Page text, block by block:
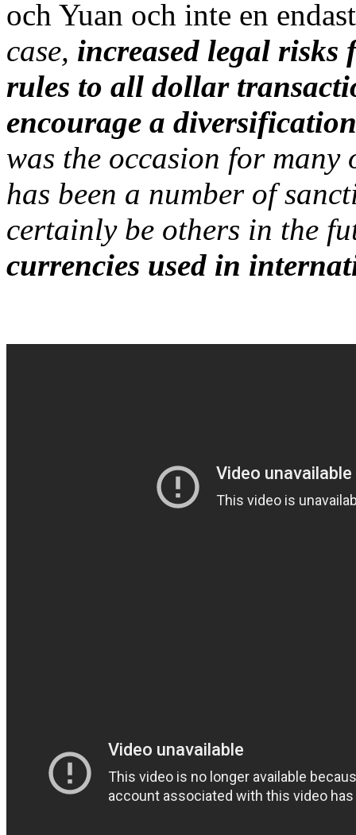
och Yuan och inte en
case, increased legal
rules to all dollar
encourage a
was the occasion for many
has been a number of
certainly be others in the
currencies used in